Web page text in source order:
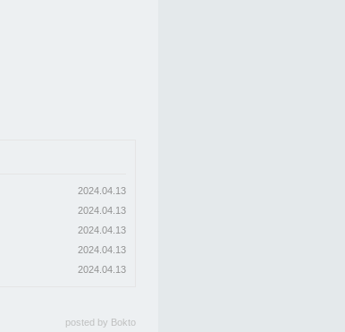
2024.04.13
2024.04.13
2024.04.13
2024.04.13
2024.04.13
posted by Bokto